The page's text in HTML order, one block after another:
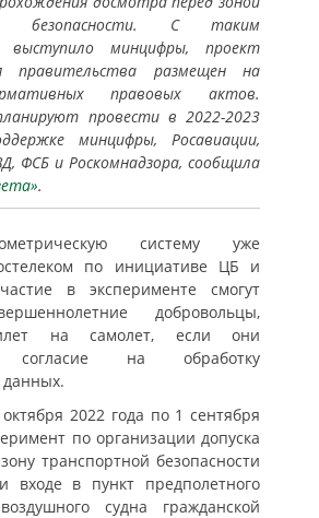
безопасности. С таким
выступило минцифры, проект
правительства размещен на
правовых актов.
провести в 2022-2023
минцифры, Росавиации,
ФСБ и Роскомнадзора, сообщила
.
систему уже
по инициативе ЦБ и
в эксперименте смогут
добровольцы,
на самолет, если они
согласие на обработку
2022 года по 1 сентября
по организации допуска
транспортной безопасности
входе в пункт предполетного
судна гражданской